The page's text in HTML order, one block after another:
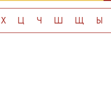
Х Ц Ч Ш Щ Ы